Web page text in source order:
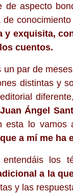
de aspecto
de
y exquisita,
cuentos.
un par de
distintas y
Ángel
esta lo vamos
a mí me ha
los
a la
y las